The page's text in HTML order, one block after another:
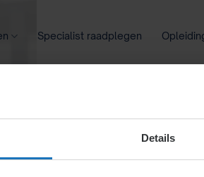
Details
Specialist raadplegen